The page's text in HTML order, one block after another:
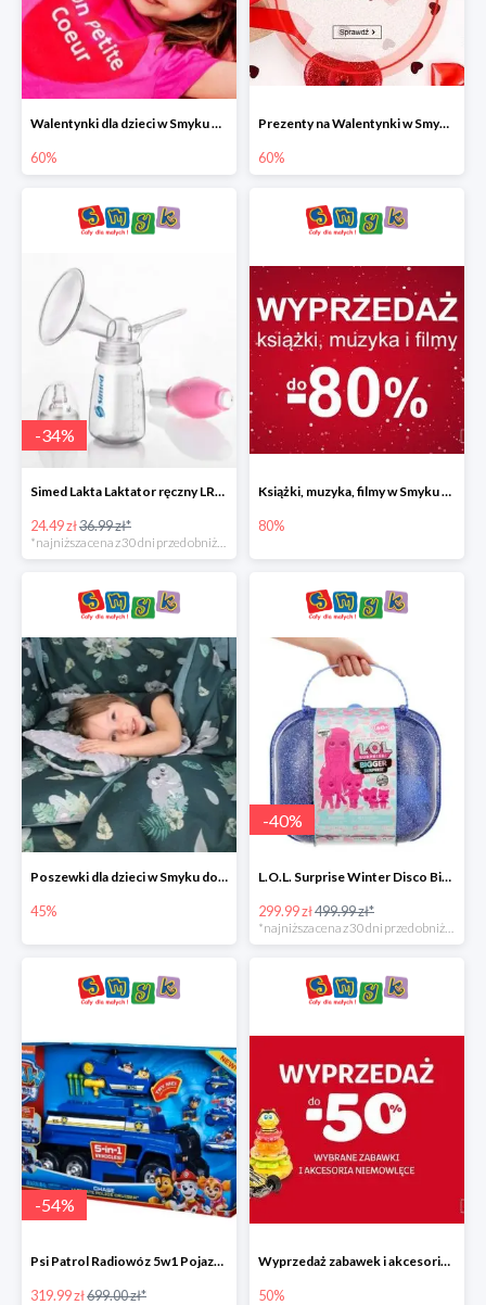
Walentynki dla dzieci w Smyku do -60%
60%
Prezenty na Walentynki w Smyku do -60%
60%
-34%
Simed Lakta Laktator ręczny LR-8 -34%
24.49 zł36.99 zł*
*najniższa cena z 30 dni przed obniżką
Książki, muzyka, filmy w Smyku do -80%
80%
Poszewki dla dzieci w Smyku do -45%
45%
-40%
L.O.L. Surprise Winter Disco Bigger Surprise Zestaw laleczek w walizce -40%
299.99 zł499.99 zł*
-54%
Psi Patrol Radiowóz 5w1 Pojazd ratunkowy z figurką Chase'a
319.99 zł699.00 zł*
Wyprzedaż zabawek i akcesoriów niemowlęcych w Smyku do -50%
50%